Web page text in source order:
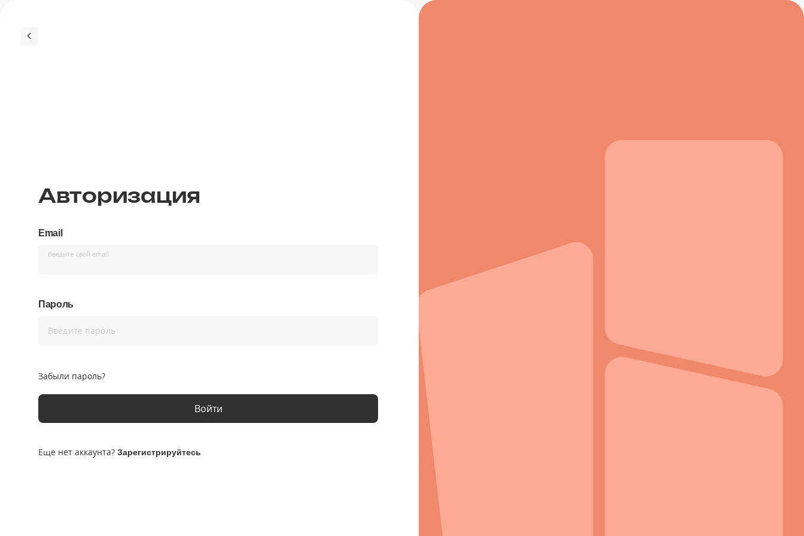
Авторизация
Email
Введите свой email
Пароль
Введите пароль
Забыли пароль?
Войти
Еще нет аккаунта? Зарегистрируйтесь